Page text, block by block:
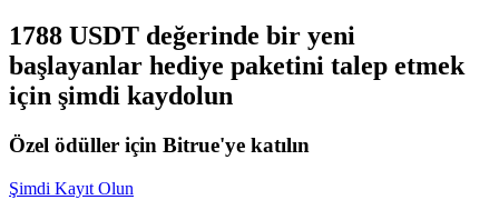
Staking
Yüksek getiri ve anında erişim
1788 USDT değerinde bir yeni
başlayanlar hediye paketini talep etmek
için şimdi kaydolun
Özel ödüller için Bitrue'ye katılın
Şimdi Kayıt Olun